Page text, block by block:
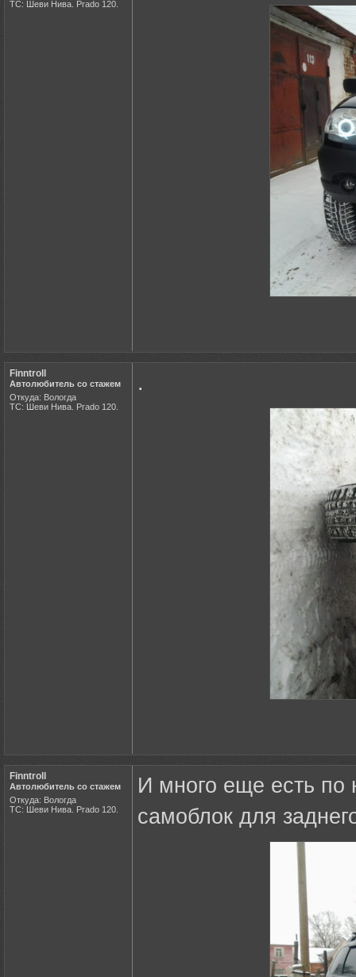
ТС: Шеви Нива. Prado 120.
Finntroll
Автолюбитель со стажем
Откуда: Вологда
ТС: Шеви Нива. Prado 120.
.
Finntroll
Автолюбитель со стажем
Откуда: Вологда
ТС: Шеви Нива. Prado 120.
И много еще есть по
самоблок для